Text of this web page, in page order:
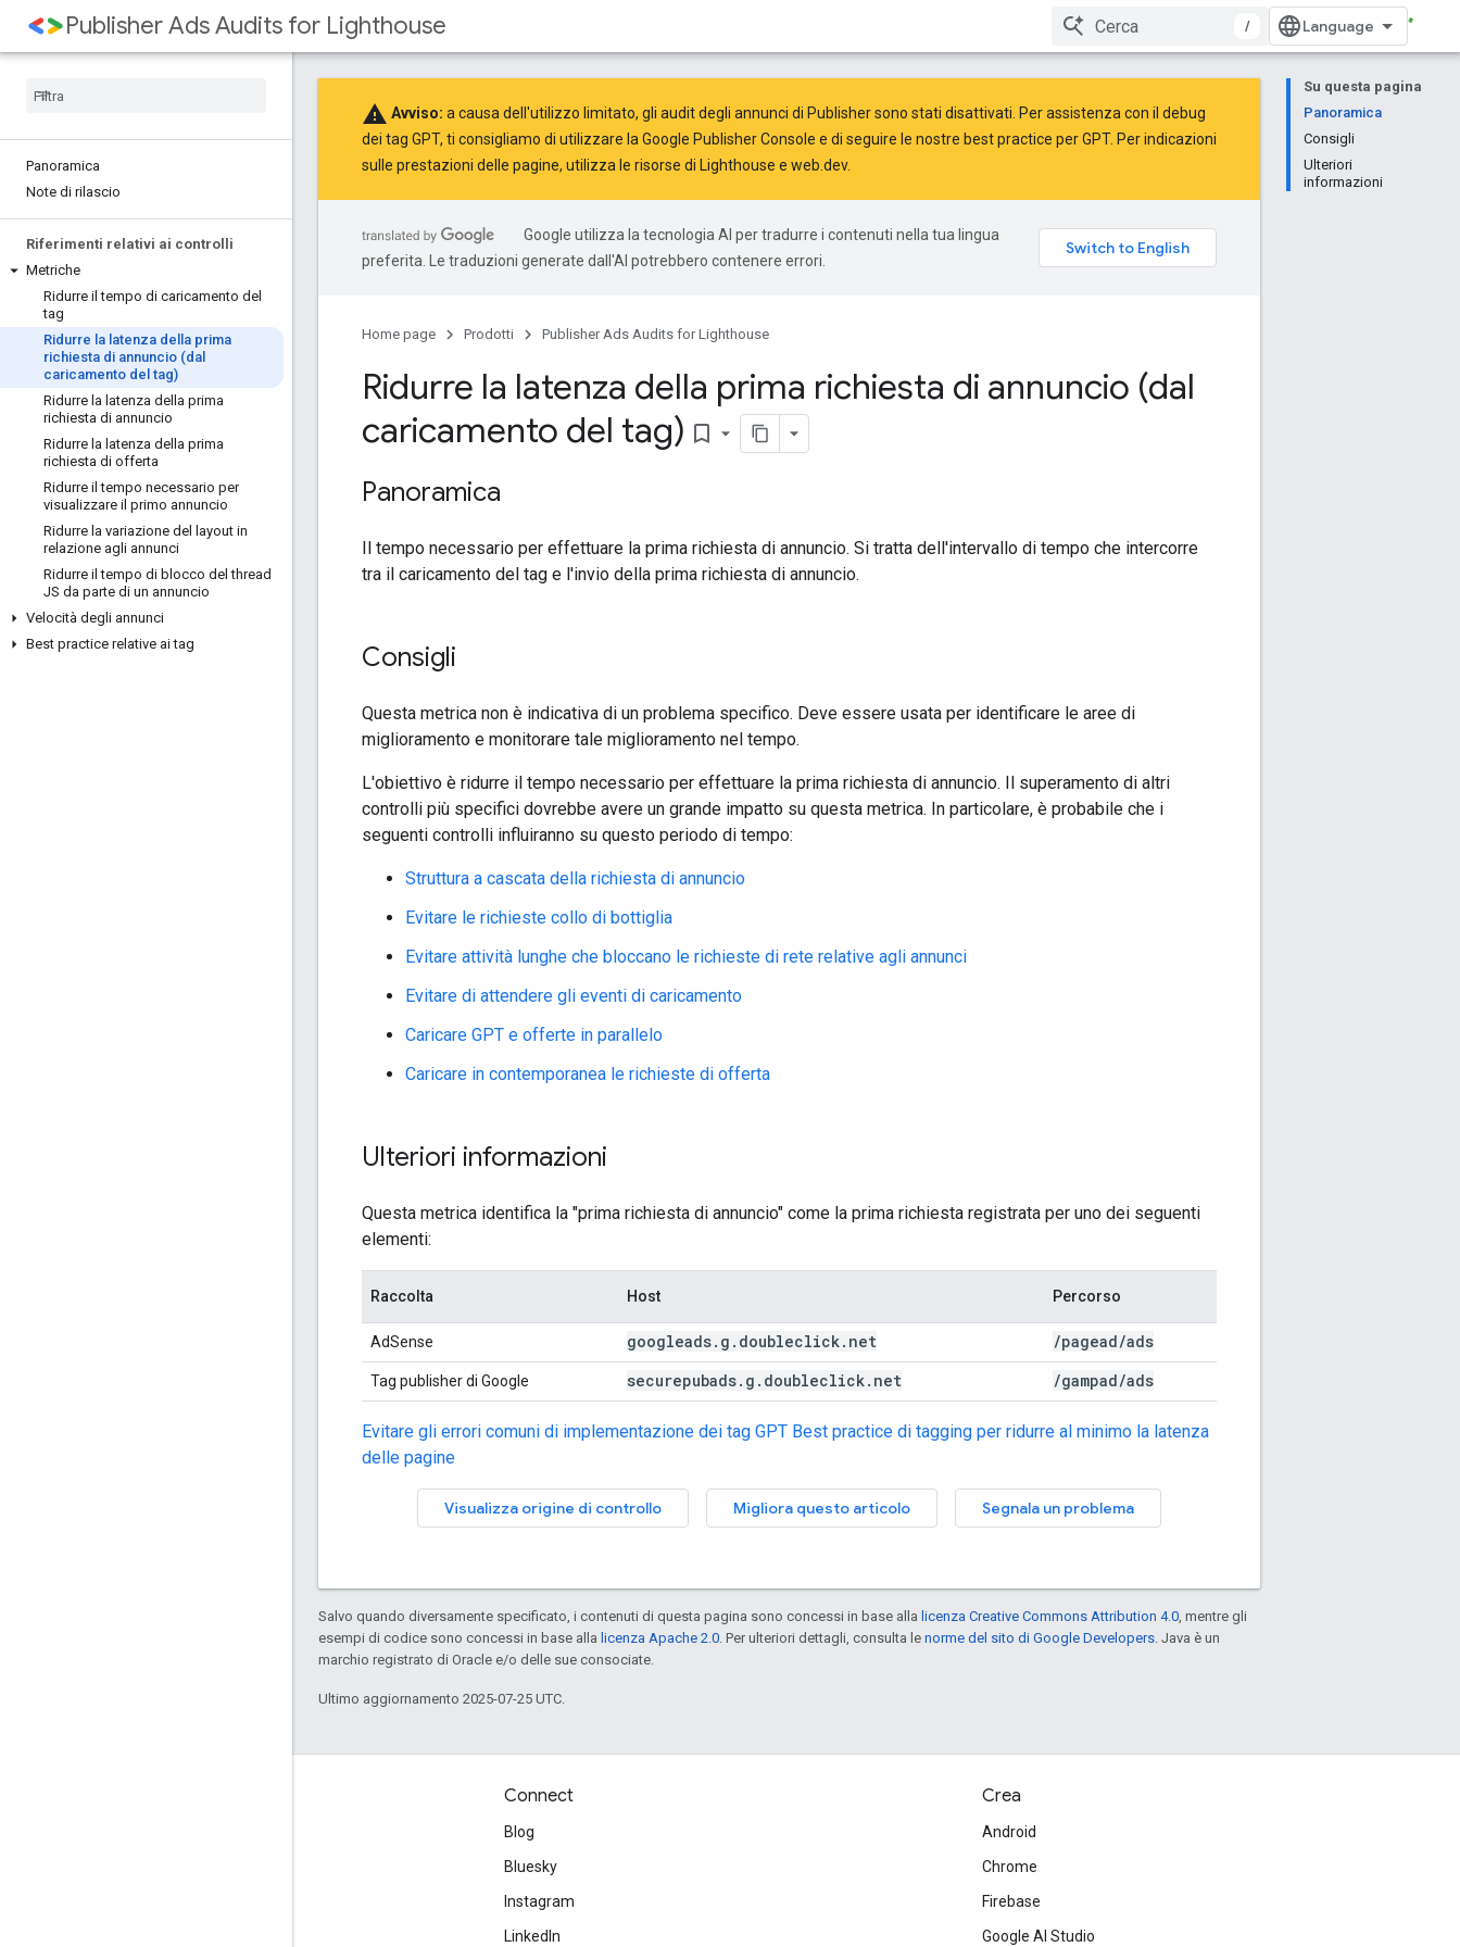
Publisher Ads Audits for Lighthouse /
Panoramica
Note di rilascio
Riferimenti relativi ai controlli
Metriche
Ridurre il tempo di caricamento del
tag
Ridurre la latenza della prima
richiesta di annuncio (dal
caricamento del tag)
Ridurre la latenza della prima
richiesta di annuncio
Ridurre la latenza della prima
richiesta di offerta
Ridurre il tempo necessario per
visualizzare il primo annuncio
Ridurre la variazione del layout in
relazione agli annunci
Ridurre il tempo di blocco del thread
JS da parte di un annuncio
Velocità degli annunci
Best practice relative ai tag
Su questa pagina
Panoramica
Consigli
Ulteriori
informazioni
warning Avviso: a causa dell'utilizzo limitato, gli audit degli annunci di Publisher sono stati disattivati. Per assistenza con il debug
dei tag GPT, ti consigliamo di utilizzare la Google Publisher Console e di seguire le nostre best practice per GPT. Per indicazioni
sulle prestazioni delle pagine, utilizza le risorse di Lighthouse e web.dev.
Google utilizza la tecnologia AI per tradurre i contenuti nella tua lingua
preferita. Le traduzioni generate dall'AI potrebbero contenere errori.
Home page Prodotti Publisher Ads Audits for Lighthouse
Ridurre la latenza della prima richiesta di annuncio (dal
caricamento del tag) bookmark_border
Panoramica
Il tempo necessario per effettuare la prima richiesta di annuncio. Si tratta dell'intervallo di tempo che intercorre
tra il caricamento del tag e l'invio della prima richiesta di annuncio.
Consigli
Questa metrica non è indicativa di un problema specifico. Deve essere usata per identificare le aree di
miglioramento e monitorare tale miglioramento nel tempo.
L'obiettivo è ridurre il tempo necessario per effettuare la prima richiesta di annuncio. Il superamento di altri
controlli più specifici dovrebbe avere un grande impatto su questa metrica. In particolare, è probabile che i
seguenti controlli influiranno su questo periodo di tempo:
Struttura a cascata della richiesta di annuncio
Evitare le richieste collo di bottiglia
Evitare attività lunghe che bloccano le richieste di rete relative agli annunci
Evitare di attendere gli eventi di caricamento
Caricare GPT e offerte in parallelo
Caricare in contemporanea le richieste di offerta
Ulteriori informazioni
Questa metrica identifica la "prima richiesta di annuncio" come la prima richiesta registrata per uno dei seguenti
elementi:
Raccolta Host Percorso
AdSense googleads. g . doubleclick. net /pagead/ads
Tag publisher di Google securepubads. g . doubleclick. net /gampad/ads
Evitare gli errori comuni di implementazione dei tag GPT Best practice di tagging per ridurre al minimo la latenza
delle pagine
Visualizza origine di controllo Migliora questo articolo Segnala un problema
Salvo quando diversamente specificato, i contenuti di questa pagina sono concessi in base alla licenza Creative Commons Attribution 4.0 , mentre gli
esempi di codice sono concessi in base alla licenza Apache 2.0 . Per ulteriori dettagli, consulta le norme del sito di Google Developers . Java è un
marchio registrato di Oracle e/o delle sue consociate.
Ultimo aggiornamento 2025-07-25 UTC.
Connect
Blog
Bluesky
Instagram
LinkedIn
Crea
Android
Chrome
Firebase
Google AI Studio